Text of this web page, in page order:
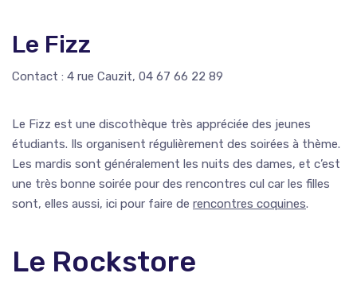
Le Fizz
Contact : 4 rue Cauzit, 04 67 66 22 89
Le Fizz est une discothèque très appréciée des jeunes
étudiants. Ils organisent régulièrement des soirées à thème.
Les mardis sont généralement les nuits des dames, et c’est
une très bonne soirée pour des rencontres cul car les filles
sont, elles aussi, ici pour faire de rencontres coquines.
Le Rockstore